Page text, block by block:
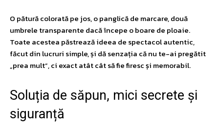
O pătură colorată pe jos, o panglică de marcare, două
umbrele transparente dacă începe o boare de ploaie.
Toate acestea păstrează ideea de spectacol autentic,
făcut din lucruri simple, și dă senzația că nu te-ai pregătit
„prea mult”, ci exact atât cât să fie firesc și memorabil.
Soluția de săpun, mici secrete și
siguranță